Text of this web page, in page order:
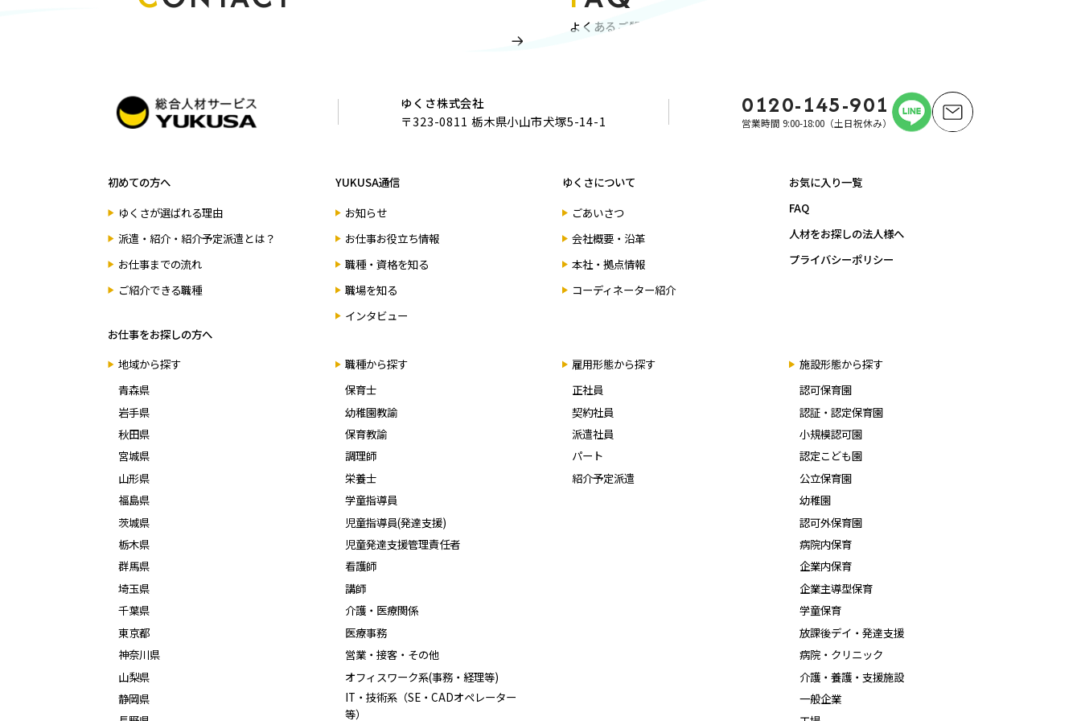
よくあるご質問
ゆくさ株式会社
〒323-0811 栃木県小山市犬塚5-14-1
0120-145-901
営業時間 9:00-18:00（土日祝休み）
初めての方へ
ゆくさが選ばれる理由
派遣・紹介・紹介予定派遣とは？
お仕事までの流れ
ご紹介できる職種
YUKUSA通信
お知らせ
お仕事お役立ち情報
職種・資格を知る
職場を知る
インタビュー
ゆくさについて
ごあいさつ
会社概要・沿革
本社・拠点情報
コーディネーター紹介
お気に入り一覧
FAQ
人材をお探しの法人様へ
プライバシーポリシー
お仕事をお探しの方へ
地域から探す
青森県
岩手県
秋田県
宮城県
山形県
福島県
茨城県
栃木県
群馬県
埼玉県
千葉県
東京都
神奈川県
山梨県
静岡県
職種から探す
保育士
幼稚園教諭
保育教諭
調理師
栄養士
学童指導員
児童指導員(発達支援)
児童発達支援管理責任者
看護師
講師
介護・医療関係
医療事務
営業・接客・その他
オフィスワーク系(事務・経理等)
IT・技術系（SE・CADオペレーター
等）
雇用形態から探す
正社員
契約社員
派遣社員
パート
紹介予定派遣
施設形態から探す
認可保育園
認証・認定保育園
小規模認可園
認定こども園
公立保育園
幼稚園
認可外保育園
病院内保育
企業内保育
企業主導型保育
学童保育
放課後デイ・発達支援
病院・クリニック
介護・養護・支援施設
一般企業